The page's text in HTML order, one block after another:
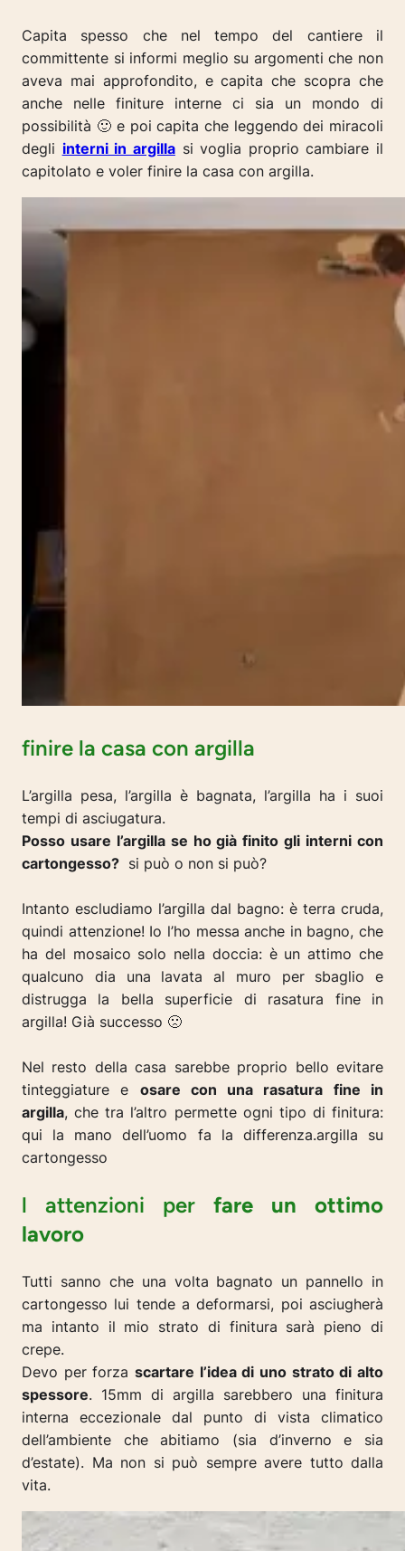
Capita spesso che nel tempo del cantiere il
committente si informi meglio su argomenti che non
aveva mai approfondito, e capita che scopra che
anche nelle finiture interne ci sia un mondo di
possibilità 🙂 e poi capita che leggendo dei miracoli
degli interni in argillasi voglia proprio cambiare il
capitolato e voler finire la casa con argilla.
finire la casa con argilla
L’argilla pesa, l’argilla è bagnata, l’argilla ha i suoi
tempi di asciugatura.
Posso usare l’argilla se ho già finito gli interni con
cartongesso? si può o non si può?
Intanto escludiamo l’argilla dal bagno: è terra cruda,
quindi attenzione! Io l’ho messa anche in bagno, che
ha del mosaico solo nella doccia: è un attimo che
qualcuno dia una lavata al muro per sbaglio e
distrugga la bella superficie di rasatura fine in
argilla! Già successo 🙁
Nel resto della casa sarebbe proprio bello evitare
tinteggiature e osare con una rasatura fine in
argilla, che tra l’altro permette ogni tipo di finitura:
qui la mano dell’uomo fa la differenza.argilla su
cartongesso
l attenzioni per fare un ottimo
lavoro
Tutti sanno che una volta bagnato un pannello in
cartongesso lui tende a deformarsi, poi asciugherà
ma intanto il mio strato di finitura sarà pieno di
crepe.
Devo per forza scartare l’idea di uno strato di alto
spessore. 15mm di argilla sarebbero una finitura
interna eccezionale dal punto di vista climatico
dell’ambiente che abitiamo (sia d’inverno e sia
d’estate). Ma non si può sempre avere tutto dalla
vita.